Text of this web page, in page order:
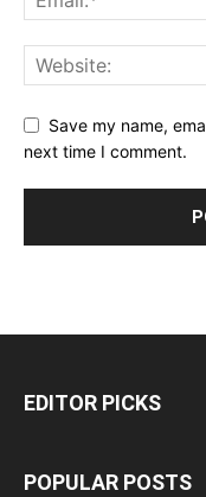
Save my name,
next time I comment.
EDITOR PICKS
POPULAR POSTS